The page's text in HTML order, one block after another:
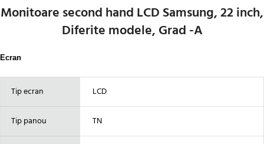
Monitoare second hand LCD Samsung, 22 inch,
Diferite modele, Grad -A
Ecran
Tip ecran LCD
Tip panou TN